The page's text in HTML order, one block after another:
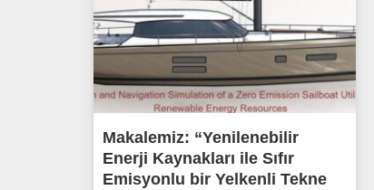
Makalemiz: “Yenilenebilir
Enerji Kaynakları ile Sıfır
Emisyonlu bir Yelkenli Tekne